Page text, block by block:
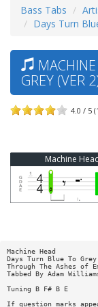
Bass Tabs
Days Turn
GREY (VER
4.0 / 5
Machine
Machine Head
Days Turn Blue To Grey
Through The Ashes of
Tabbed By Adam
Tuning B F# B E
If question marks